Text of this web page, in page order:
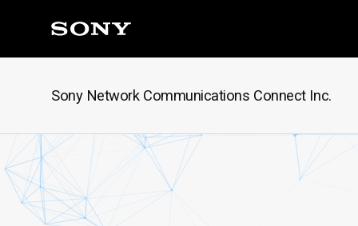
Sony Network Communications Connect Inc.